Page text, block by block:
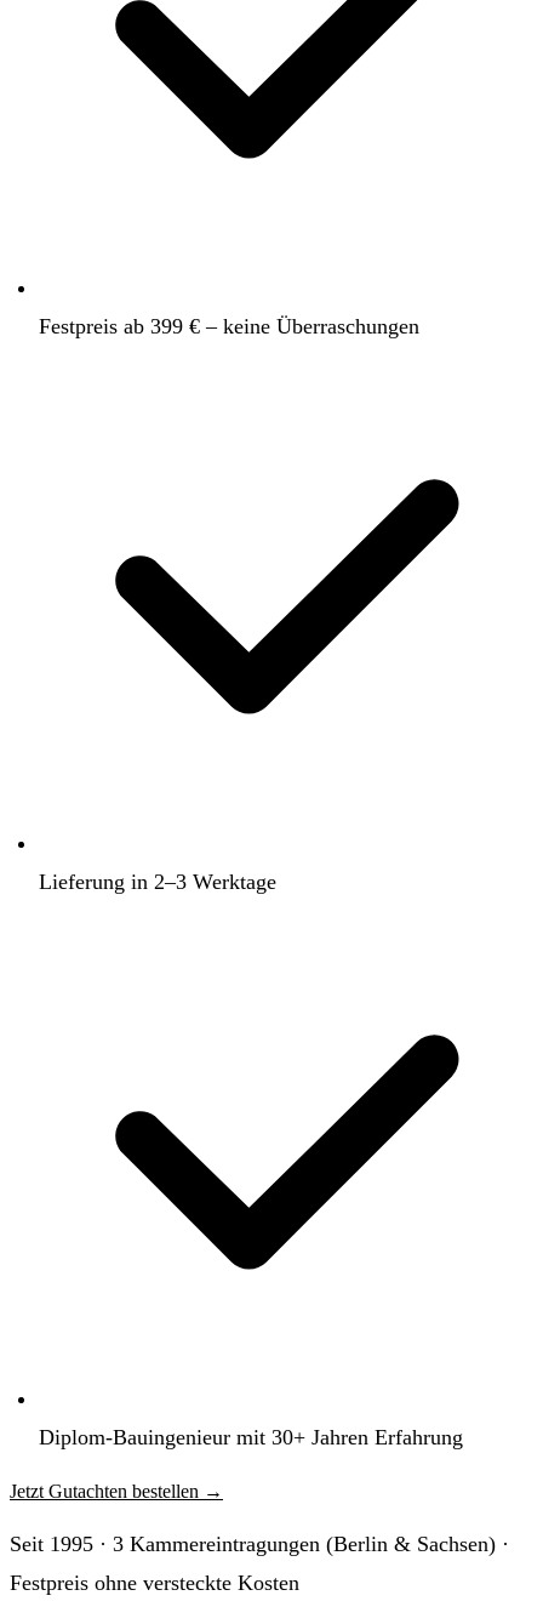
Festpreis ab 399 € – keine Überraschungen
Lieferung in 2–3 Werktage
Diplom-Bauingenieur mit 30+ Jahren Erfahrung
Jetzt Gutachten bestellen →
Seit 1995 · 3 Kammereintragungen (Berlin & Sachsen) ·
Festpreis ohne versteckte Kosten